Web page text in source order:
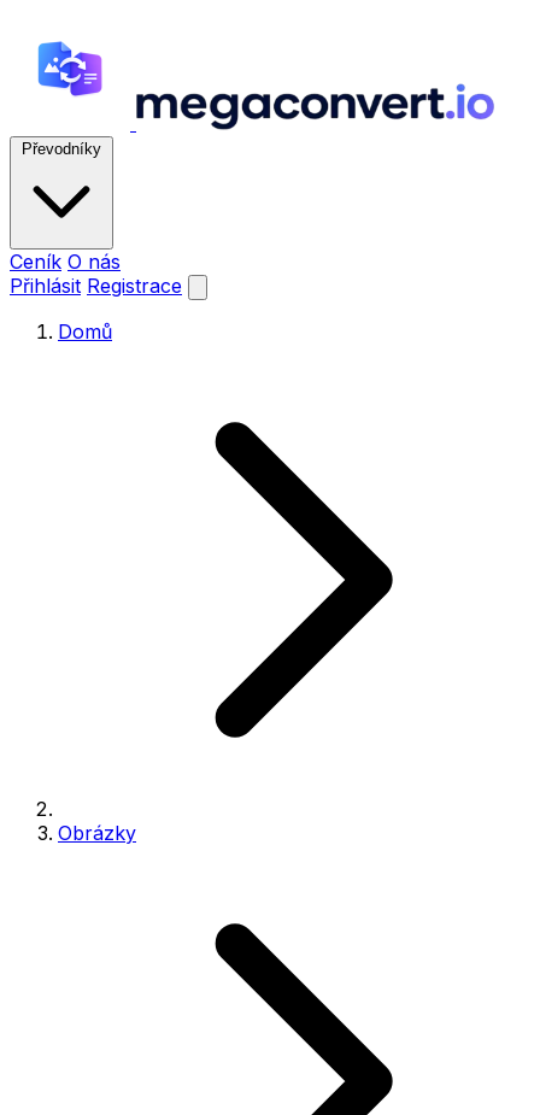
Převodníky
Ceník O nás
Přihlásit Registrace
Domů
Obrázky